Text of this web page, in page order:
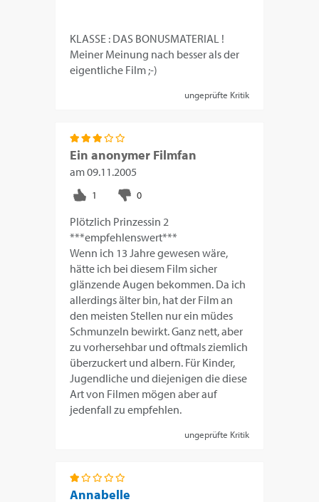
KLASSE : DAS BONUSMATERIAL !
Meiner Meinung nach besser als der
eigentliche Film ;-)
ungeprüfte Kritik
Ein anonymer Filmfan
am09.11.2005
Plötzlich Prinzessin 2
***empfehlenswert***
Wenn ich 13 Jahre gewesen wäre,
hätte ich bei diesem Film sicher
glänzende Augen bekommen. Da ich
allerdings älter bin, hat der Film an
den meisten Stellen nur ein müdes
Schmunzeln bewirkt. Ganz nett, aber
zu vorhersehbar und oftmals ziemlich
überzuckert und albern. Für Kinder,
Jugendliche und diejenigen die diese
Art von Filmen mögen aber auf
jedenfall zu empfehlen.
ungeprüfte Kritik
Annabelle